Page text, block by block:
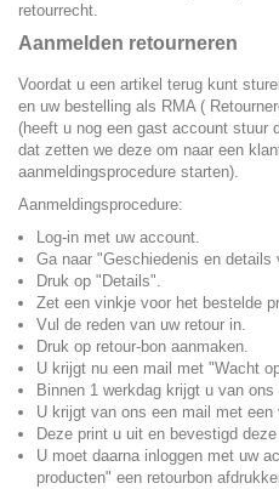
retourrecht.
Aanmelden retourneren
Voordat u een artikel terug kunt
en uw bestelling als RMA (
(heeft u nog een gast account stuur
dat zetten we deze om naar een
aanmeldingsprocedure starten).
Aanmeldingsprocedure:
Log-in met uw account.
Ga naar "Geschiedenis en details
Druk op "Details".
Zet een vinkje voor het bestelde
Vul de reden van uw retour in.
Druk op retour-bon aanmaken.
U krijgt nu een mail met "Wacht
Binnen 1 werkdag krijgt u van
U krijgt van ons een mail met
Deze print u uit en bevestigd
U moet daarna inloggen met uw
producten" een retourbon